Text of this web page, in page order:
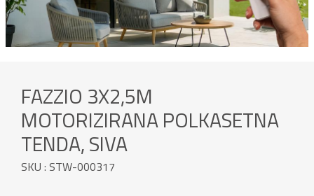
FAZZIO 3X2,5M
MOTORIZIRANA POLKASETNA
TENDA, SIVA
SKU : STW-000317